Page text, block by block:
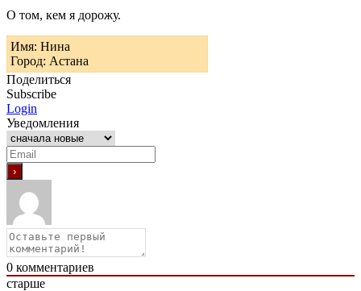
О том, кем я дорожу.
Имя: Нина
Город: Астана
Поделиться
Subscribe
Login
Уведомления
0 комментариев
старше